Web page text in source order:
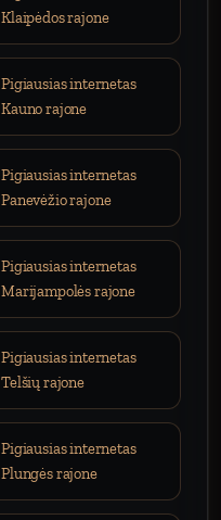
Klaipėdos rajone
Pigiausias internetas
Kauno rajone
Pigiausias internetas
Panevėžio rajone
Pigiausias internetas
Marijampolės rajone
Pigiausias internetas
Telšių rajone
Pigiausias internetas
Plungės rajone